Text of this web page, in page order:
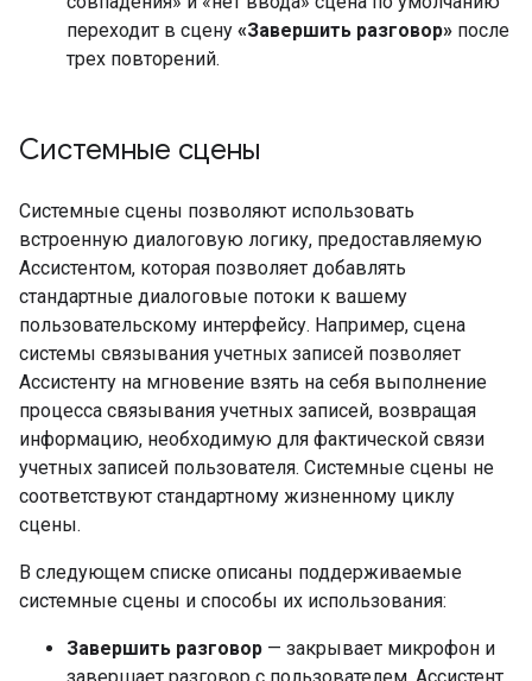
переходит в сцену «Завершить разговор» после
трех повторений.
Системные сцены
Системные сцены позволяют использовать
встроенную диалоговую логику, предоставляемую
Ассистентом, которая позволяет добавлять
стандартные диалоговые потоки к вашему
пользовательскому интерфейсу. Например, сцена
системы связывания учетных записей позволяет
Ассистенту на мгновение взять на себя выполнение
процесса связывания учетных записей, возвращая
информацию, необходимую для фактической связи
учетных записей пользователя. Системные сцены не
соответствуют стандартному жизненному циклу
сцены.
В следующем списке описаны поддерживаемые
системные сцены и способы их использования:
Завершить разговор — закрывает микрофон и